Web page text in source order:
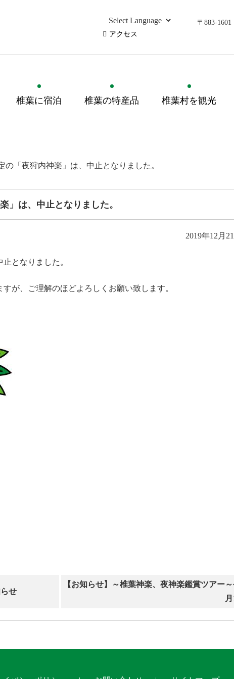
アクセス
〒883-
椎葉に宿泊 椎葉の特産品 椎葉村を観光
の「夜狩内神楽」は、中止となりました。
」は、中止となりました。
2019年12月
となりました。
が、ご理解のほどよろしくお願い致します。
せ
【お知らせ】～椎葉神楽、夜神楽鑑賞ツアー